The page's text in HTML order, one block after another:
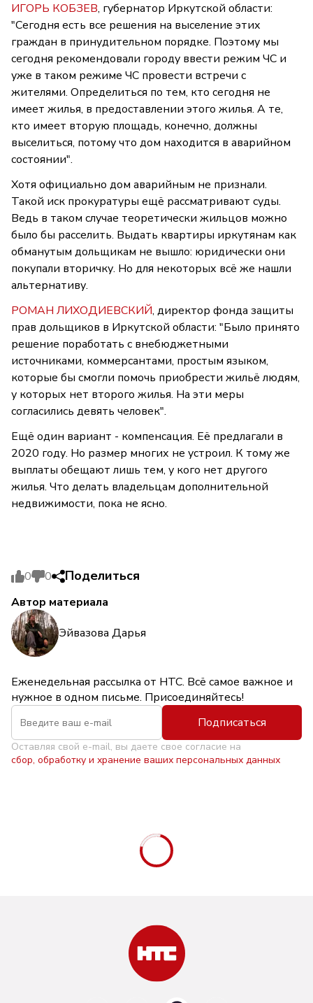
ИГОРЬ КОБЗЕВ, губернатор Иркутской области:
"Сегодня есть все решения на выселение этих
граждан в принудительном порядке. Поэтому мы
сегодня рекомендовали городу ввести режим ЧС и
уже в таком режиме ЧС провести встречи с
жителями. Определиться по тем, кто сегодня не
имеет жилья, в предоставлении этого жилья. А те,
кто имеет вторую площадь, конечно, должны
выселиться, потому что дом находится в аварийном
состоянии".
Хотя официально дом аварийным не признали.
Такой иск прокуратуры ещё рассматривают суды.
Ведь в таком случае теоретически жильцов можно
было бы расселить. Выдать квартиры иркутянам как
обманутым дольщикам не вышло: юридически они
покупали вторичку. Но для некоторых всё же нашли
альтернативу.
РОМАН ЛИХОДИЕВСКИЙ, директор фонда защиты
прав дольщиков в Иркутской области: "Было принято
решение поработать с внебюджетными
источниками, коммерсантами, простым языком,
которые бы смогли помочь приобрести жильё людям,
у которых нет второго жилья. На эти меры
согласились девять человек".
Ещё один вариант - компенсация. Её предлагали в
2020 году. Но размер многих не устроил. К тому же
выплаты обещают лишь тем, у кого нет другого
жилья. Что делать владельцам дополнительной
недвижимости, пока не ясно.
0 0 Поделиться
Автор материала
Эйвазова Дарья
Еженедельная рассылка от НТС. Всё самое важное и
нужное в одном письме. Присоединяйтесь!
Подписаться
Оставляя свой e-mail, вы даете свое согласие на
сбор, обработку и хранение ваших персональных данных